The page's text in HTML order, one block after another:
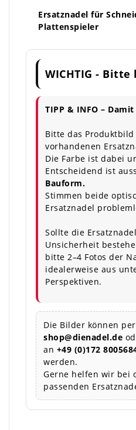
Ersatznadel für
Plattenspieler
WICHTIG - Bitte
TIPP & INFO –
Bitte das
vorhandenen
Die Farbe ist dabei
Entscheidend ist
Bauform.
Stimmen beide
Ersatznadel
Sollte die
Unsicherheit
bitte 2–4 Fotos der
idealerweise aus
Perspektiven.
Die Bilder können
shop@dienadel.de
an +49 (0)172
werden.
Gerne helfen wir bei
passenden